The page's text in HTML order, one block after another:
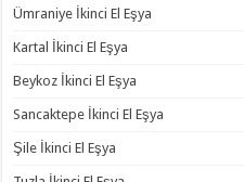
Ümraniye İkinci El Eşya
Kartal İkinci El Eşya
Beykoz İkinci El Eşya
Sancaktepe İkinci El Eşya
Şile İkinci El Eşya